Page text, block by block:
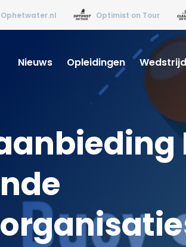
Ophetwater.nl Optimist on Tour
Nieuws Opleidingen